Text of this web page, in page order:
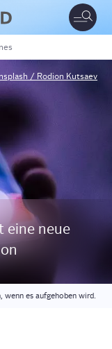
Toggle
/ Rodion Kutsaev
eine neue
es aufgehoben wird.